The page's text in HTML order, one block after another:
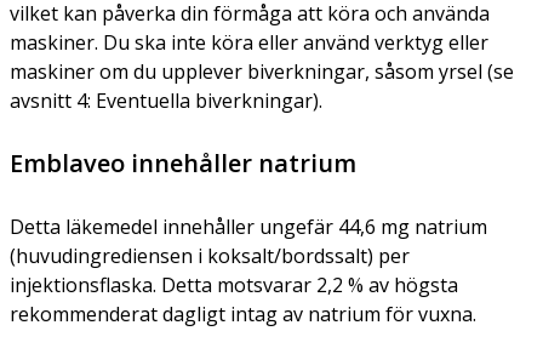
vilket kan påverka din förmåga att köra och använda
maskiner. Du ska inte köra eller använd verktyg eller
maskiner om du upplever biverkningar, såsom yrsel (se
avsnitt 4: Eventuella biverkningar).
Emblaveo innehåller natrium
Detta läkemedel innehåller ungefär 44,6 mg natrium
(huvudingrediensen i koksalt/bordssalt) per
injektionsflaska. Detta motsvarar 2,2 % av högsta
rekommenderat dagligt intag av natrium för vuxna.